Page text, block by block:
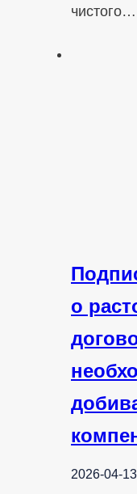
чистого…
о
2026-04-13